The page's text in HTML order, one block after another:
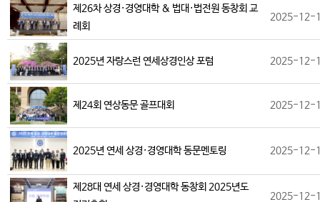
제26차 상경·경영대학 & 법대·법전원 동창회 교
례회
2025-12-
2025년 자랑스런 연세상경인상 포럼 2025-12-
제24회 연상동문 골프대회 2025-12-
2025년 연세 상경·경영대학 동문멘토링 2025-12-
제28대 연세 상경·경영대학 동창회 2025년도
2025-12-